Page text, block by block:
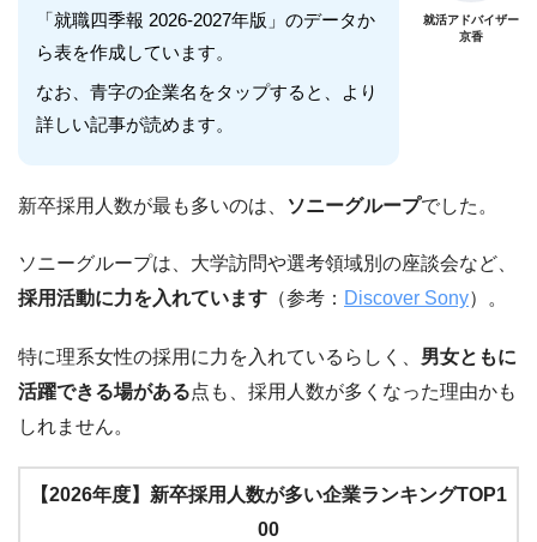
「就職四季報 2026-2027年版」のデータか
ら表を作成しています。
なお、青字の企業名をタップすると、より
詳しい記事が読めます。
就活アドバイザー
京香
新卒採用人数が最も多いのは、 ソニーグループでした。
ソニーグループは、大学訪問や選考領域別の座談会など、
採用活動に力を入れています （参考： Discover Sony）。
特に理系女性の採用に力を入れているらしく、 男女ともに
活躍できる場がある点も、採用人数が多くなった理由かも
しれません。
【2026年度】新卒採用人数が多い企業ランキングTOP1
00